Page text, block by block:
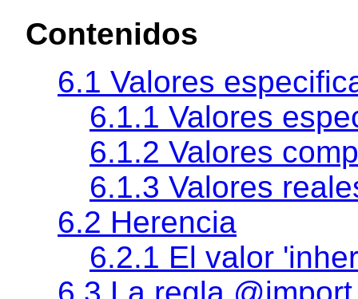
Contenidos
6.1 Valores
6.1.1 Valores
6.1.2 Valores
6.1.3 Valores
6.2 Herencia
6.2.1 El valor